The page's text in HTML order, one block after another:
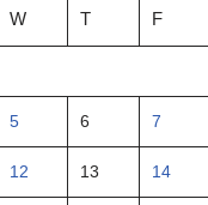
W T F
5 6 7
12 13 14